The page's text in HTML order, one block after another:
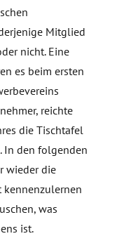
Mitglied
nicht. Eine
es beim ersten
reichte
die Tischtafel
In den folgenden
wieder die
kennenzulernen
was
ist.